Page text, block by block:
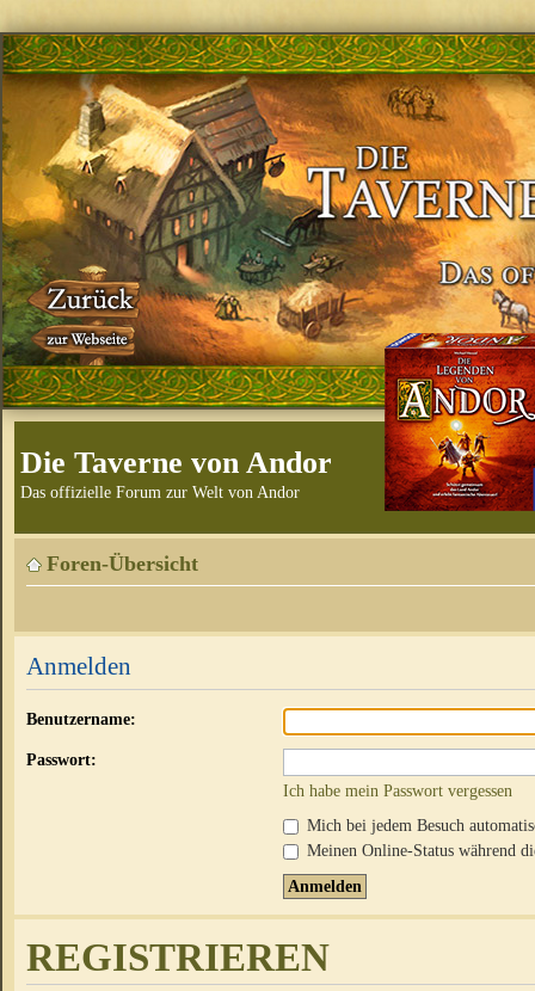
Die Taverne von Andor
Das offizielle Forum zur Welt von Andor
Foren-Übersicht
Anmelden
Benutzername:
Passwort:
Ich habe mein Passwort vergessen
Mich bei jedem Besuch
Meinen Online-Status während
REGISTRIEREN